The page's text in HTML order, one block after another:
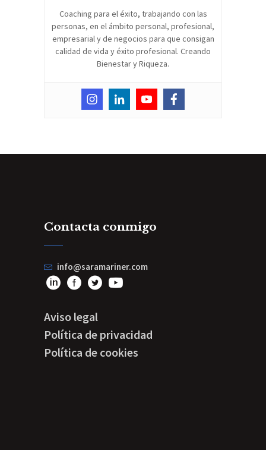
Coaching para el éxito, trabajando con las
personas, en el ámbito personal, profesional,
empresarial y de negocios para que consigan
calidad de vida y éxito profesional. Creando
Bienestar y Riqueza.
Contacta conmigo
info@saramariner.com
Aviso legal
Política de privacidad
Política de cookies